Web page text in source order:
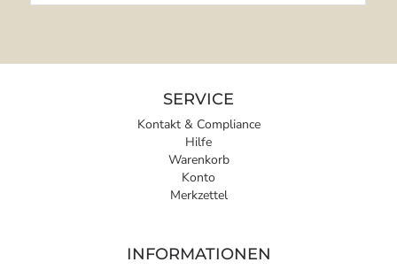
SERVICE
Kontakt & Compliance
Hilfe
Warenkorb
Konto
Merkzettel
INFORMATIONEN